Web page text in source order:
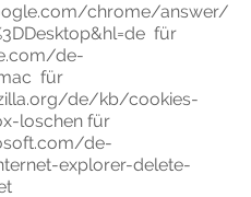
chrome/answer/
für
de-
für
de/kb/cookies-
loschen für
de-
explorer-delete-